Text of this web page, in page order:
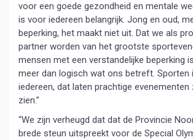
voor een goede gezondheid en mentale
is voor iedereen belangrijk. Jong en oud,
beperking, het maakt niet uit. Dat we als
partner worden van het grootste
mensen met een verstandelijke beperking
meer dan logisch wat ons betreft. Sporten
iedereen, dat laten prachtige evenementen
zien.”
“We zijn verheugd dat dat de Provincie
brede steun uitspreekt voor de Special